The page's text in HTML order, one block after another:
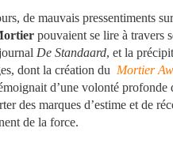
de mauvais pressentiments
pouvaient se lire à travers
De Standaard, et la
dont la création du Mortier
d’une volonté profonde
des marques d’estime et de
de la force.